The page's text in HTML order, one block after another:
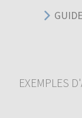
EXEMPLES